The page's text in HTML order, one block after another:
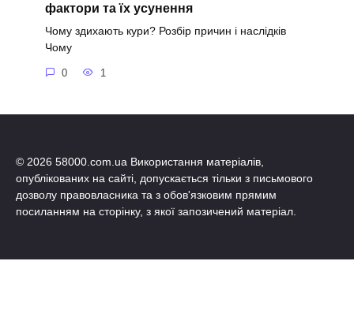
фактори та їх усунення
Чому здихають кури? Розбір причин і наслідків
Чому
0 1
© 2026 58000.com.ua Використання матеріалів,
опублікованих на сайті, допускається тільки з письмового
дозволу правовласника та з обов'язковим прямим
посиланням на сторінку, з якої запозичений матеріал.